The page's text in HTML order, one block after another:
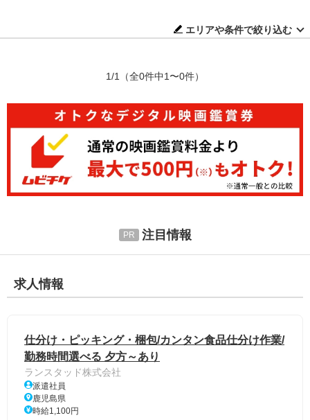
エリアや条件で絞り込む
1/1 （全0件中1〜0件）
注目情報
求人情報
仕分け・ピッキング・梱包/カンタン食品仕分け作業/
勤務時間選べる 夕方～あり
ランスタッド株式会社
派遣社員
鹿児島県
時給1,100円